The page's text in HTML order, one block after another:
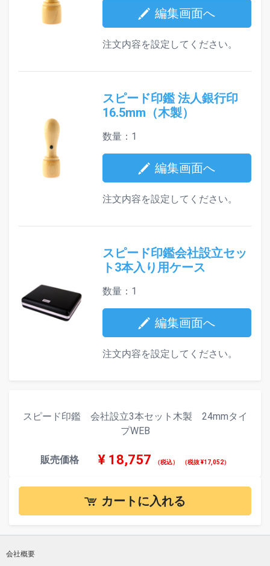
編集画面へ
注文内容を設定してください。
スピード印鑑 法人銀行印
16.5mm（木製）
数量：1
編集画面へ
注文内容を設定してください。
スピード印鑑会社設立セッ
ト3本入り用ケース
数量：1
編集画面へ
注文内容を設定してください。
スピード印鑑 会社設立3本セット木製 24mmタイ
プWEB
販売価格 ¥ 18,757 （税込） （税抜 ¥17,052）
カートに入れる
会社概要